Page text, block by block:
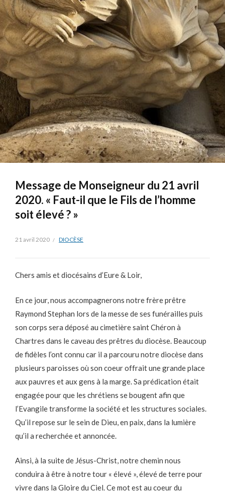
Message de Monseigneur du 21 avril
2020. « Faut-il que le Fils de l’homme
soit élevé ? »
21 avril 2020 DIOCÈSE
Chers amis et diocésains d’Eure & Loir,
En ce jour, nous accompagnerons notre frère prêtre
Raymond Stephan lors de la messe de ses funérailles puis
son corps sera déposé au cimetière saint Chéron à
Chartres dans le caveau des prêtres du diocèse. Beaucoup
de fidèles l’ont connu car il a parcouru notre diocèse dans
plusieurs paroisses où son coeur offrait une grande place
aux pauvres et aux gens à la marge. Sa prédication était
engagée pour que les chrétiens se bougent afin que
l’Evangile transforme la société et les structures sociales.
Qu’il repose sur le sein de Dieu, en paix, dans la lumière
qu’il a recherchée et annoncée.
Ainsi, à la suite de Jésus-Christ, notre chemin nous
conduira à être à notre tour « élevé », élevé de terre pour
vivre dans la Gloire du Ciel. Ce mot est au coeur du